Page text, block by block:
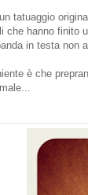
tatuaggio
che hanno finito
in testa non
è che